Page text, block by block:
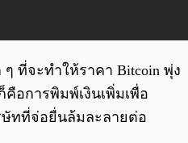
ที่จะทำให้ราคา Bitcoin พุ่ง
อการพิมพ์เงินเพิ่มเพื่อ
ทที่จ่อยื่นล้มละลายต่อ